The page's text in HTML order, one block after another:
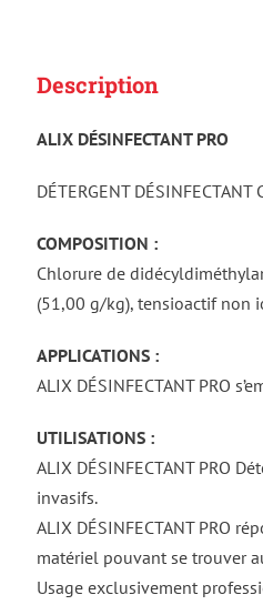
Description
ALIX DÉSINFECTANT PRO
DÉTERGENT DÉSINFECTANT
COMPOSITION :
Chlorure de
(51,00 g/kg), tensioactif non
APPLICATIONS :
ALIX DÉSINFECTANT PRO
UTILISATIONS :
ALIX DÉSINFECTANT PRO
invasifs.
ALIX DÉSINFECTANT PRO
matériel pouvant se trouver
Usage exclusivement